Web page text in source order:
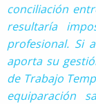
conciliación
resultaría
profesional. Si
aporta su
de Trabajo
equiparación